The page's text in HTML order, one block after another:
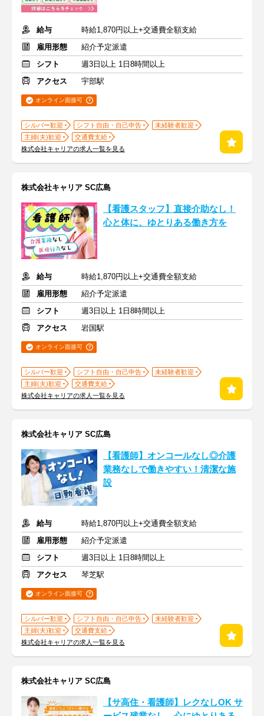
給与
時給1,870円以上+交通費全額支給
雇用形態
紹介予定派遣
シフト
週3日以上 1日8時間以上
アクセス
宇部駅
オンライン面接可
シルバー歓迎 シフト自由・自己申告
未経験者歓迎
主婦(夫)歓迎
交通費支給
株式会社キャリアの求人一覧を見る
株式会社キャリア SC広島
【看護スタッフ】直接介助なし！
心と体に、ゆとりある働き方を
給与
時給1,870円以上+交通費全額支給
雇用形態
紹介予定派遣
シフト
週3日以上 1日8時間以上
アクセス
岩国駅
オンライン面接可
シルバー歓迎 シフト自由・自己申告
未経験者歓迎
主婦(夫)歓迎
交通費支給
株式会社キャリアの求人一覧を見る
株式会社キャリア SC広島
【看護師】オンコールなし◎介護
業務なしで働きやすい！清潔な施
設
給与
時給1,870円以上+交通費全額支給
雇用形態
紹介予定派遣
シフト
週3日以上 1日8時間以上
アクセス
琴芝駅
オンライン面接可
シルバー歓迎 シフト自由・自己申告
未経験者歓迎
主婦(夫)歓迎
交通費支給
株式会社キャリアの求人一覧を見る
株式会社キャリア SC広島
【サ高住・看護師】レクなしOK サ